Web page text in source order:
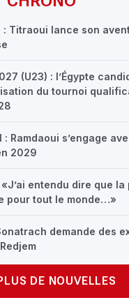
: Titraoui lance son
(U23) : l’Égypte
du tournoi
Ramdaoui s’engage
2029
entendu dire que
pour tout le monde…»
demande des
DE NOUVELLES